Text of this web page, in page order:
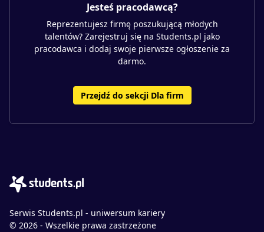
Jesteś pracodawcą?
Reprezentujesz firmę poszukującą młodych
talentów? Zarejestruj się na Students.pl jako
pracodawca i dodaj swoje pierwsze ogłoszenie za
darmo.
Przejdź do sekcji Dla firm
Serwis Students.pl - uniwersum kariery
© 2026 - Wszelkie prawa zastrzeżone